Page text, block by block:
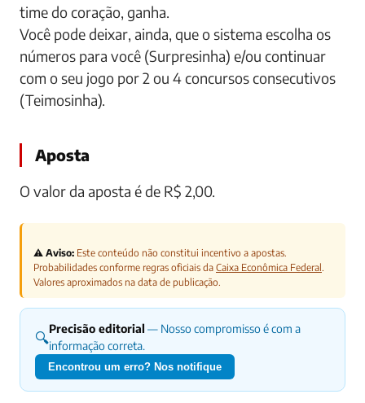
time do coração, ganha.
Você pode deixar, ainda, que o sistema escolha os
números para você (Surpresinha) e/ou continuar
com o seu jogo por 2 ou 4 concursos consecutivos
(Teimosinha).
Aposta
O valor da aposta é de R$ 2,00.
⚠️ Aviso: Este conteúdo não constitui incentivo a apostas.
Probabilidades conforme regras oficiais da Caixa Econômica Federal.
Valores aproximados na data de publicação.
🔍Precisão editorial — Nosso compromisso é com a
informação correta.
Encontrou um erro? Nos notifique